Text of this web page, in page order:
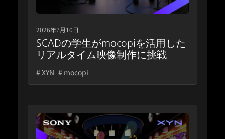
2026年7月10日
SCADの学生がmocopiを活用した
リアルタイム映像制作に挑戦
# XYN # mocopi